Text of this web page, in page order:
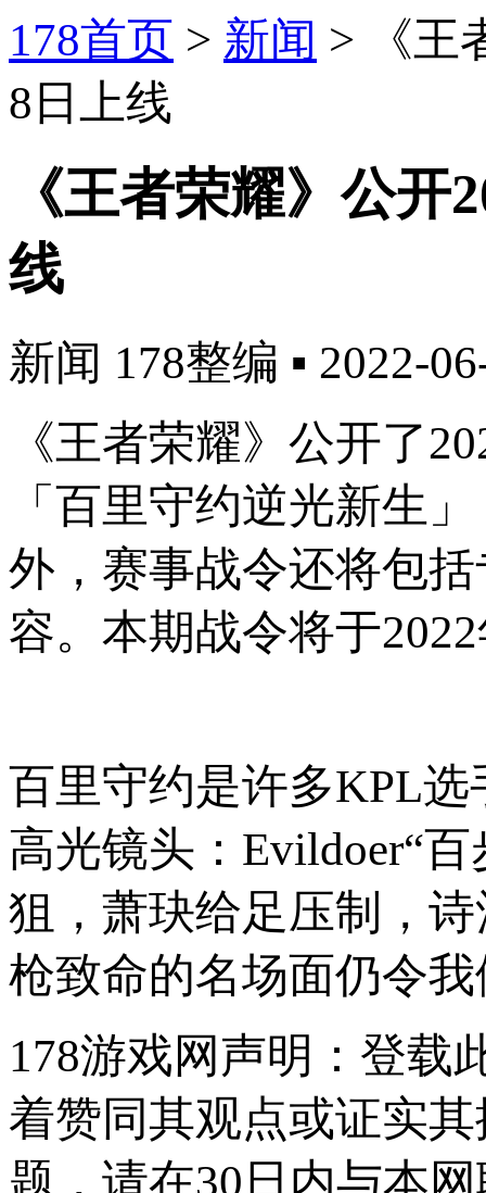
178首页 > 新闻 >
《
8日上线
《王者荣耀》公
线
新闻 178整编 ▪ 2022-
《王者荣耀》公开了
「百里守约逆光新生
外，赛事战令还将包
容。本期战令将于
百里守约是许多KPL
高光镜头：Evildoer“
狙，萧玦给足压制，
枪致命的名场面仍令
178游戏网声明：登载
着赞同其观点或证实
题，请在30日内与本